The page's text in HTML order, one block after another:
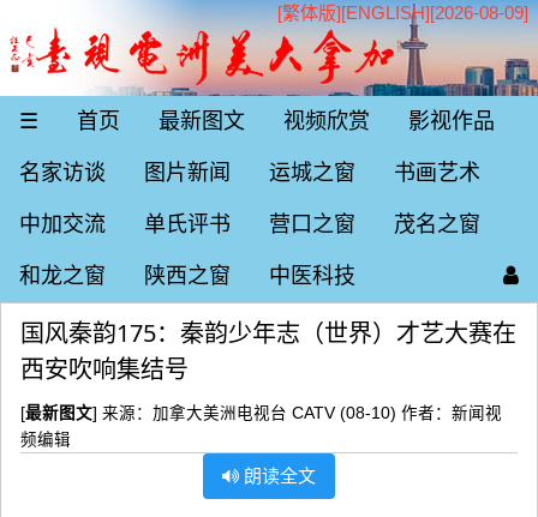
[繁体版][ENGLISH][2026-08-09]
☰ 首页 最新图文 视频欣赏 影视作品
名家访谈 图片新闻 运城之窗 书画艺术
中加交流 单氏评书 营口之窗 茂名之窗
和龙之窗 陕西之窗 中医科技
国风秦韵175：秦韵少年志（世界）才艺大赛在
西安吹响集结号
[最新图文] 来源：加拿大美洲电视台 CATV (08-10) 作者：新闻视
频编辑
朗读全文